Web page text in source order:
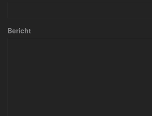
Bericht